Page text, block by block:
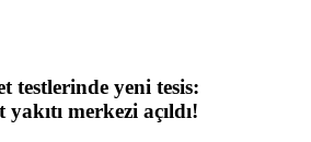
testlerinde yeni tesis:
merkezi açıldı!